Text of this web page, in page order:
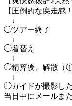
【圧倒的な疾走感
↓
◯ツアー終了
↓
◯着替え
↓
◯精算後、解散（
↓
◯ガイドが撮影し
当日中にメールま